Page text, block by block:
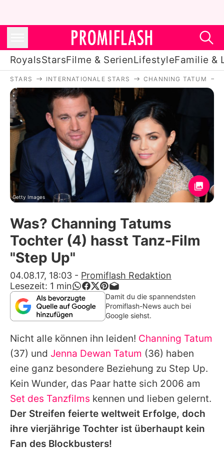
RoyalsStarsFilme & SerienLifestyleFamilie &
Royals
Stars
Filme & Serien
Lifestyle
Familie & Liebe
Promiflash Exklusiv
Alle Themen auf Promiflash
App runterladen
Team
Redaktionelle Richtlinien
Impressum
Datenschutzerklärung
Nutzungsbedingungen
Utiq verwalten
STARS INTERNATIONALE STARS CHANNING TATUM
Getty Images
Was? Channing Tatums
Tochter (4) hasst Tanz-Film
"Step Up"
04.08.17, 18:03 - Promiflash Redaktion
Lesezeit: 1 min
Damit du die spannendsten
Promiflash-News auch bei
Google siehst.
Nicht alle können ihn leiden! Channing Tatum
(37) und Jenna Dewan Tatum (36) haben
eine ganz besondere Beziehung zu Step Up.
Kein Wunder, das Paar hatte sich 2006 am
Set des Tanzfilms kennen und lieben gelernt.
Der Streifen feierte weltweit Erfolge, doch
ihre vierjährige Tochter ist überhaupt kein
Fan des Blockbusters!